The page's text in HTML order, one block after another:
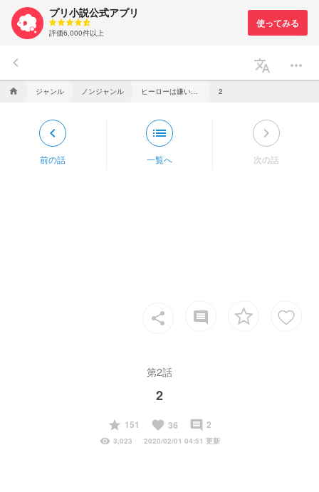
プリ小説公式アプリ
評価6,000件以上
keyboard_arrow_left translate more_horiz
home ジャンル ノンジャンル 2
keyboard_arrow_left
前の話
list
一覧へ
keyboard_arrow_right
次の話
share insert_comment
第2話
2
start
151 favorite 36 insert_comment 2
visibility 3,023 2020/02/01 04:51 更新